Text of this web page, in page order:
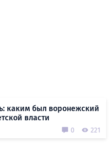
каким был воронежский
власти
0 221